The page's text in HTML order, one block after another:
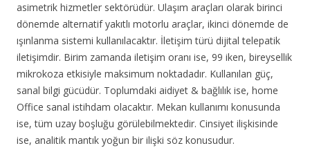
asimetrik hizmetler sektörüdür. Ulaşım araçları olarak birinci
dönemde alternatif yakıtlı motorlu araçlar, ikinci dönemde de
ışınlanma sistemi kullanılacaktır. İletişim türü dijital telepatik
iletişimdir. Birim zamanda iletişim oranı ise, 99 iken, bireysellik
mikrokoza etkisiyle maksimum noktadadır. Kullanılan güç,
sanal bilgi gücüdür. Toplumdaki aidiyet & bağlılık ise, home
Office sanal istihdam olacaktır. Mekan kullanımı konusunda
ise, tüm uzay boşluğu görülebilmektedir. Cinsiyet ilişkisinde
ise, analitik mantık yoğun bir ilişki söz konusudur.